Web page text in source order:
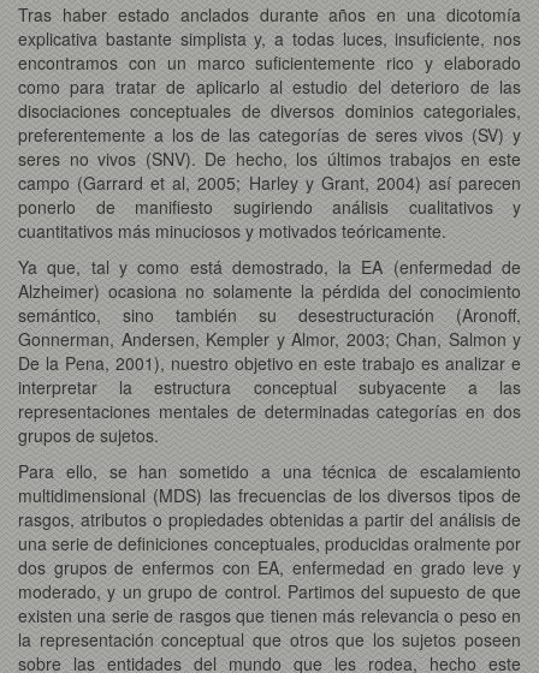
Tras haber estado anclados durante años en una dicotomía
explicativa bastante simplista y, a todas luces, insuficiente, nos
encontramos con un marco suficientemente rico y elaborado
como para tratar de aplicarlo al estudio del deterioro de las
disociaciones conceptuales de diversos dominios categoriales,
preferentemente a los de las categorías de seres vivos (SV) y
seres no vivos (SNV). De hecho, los últimos trabajos en este
campo (Garrard et al, 2005; Harley y Grant, 2004) así parecen
ponerlo de manifiesto sugiriendo análisis cualitativos y
cuantitativos más minuciosos y motivados teóricamente.
Ya que, tal y como está demostrado, la EA (enfermedad de
Alzheimer) ocasiona no solamente la pérdida del conocimiento
semántico, sino también su desestructuración (Aronoff,
Gonnerman, Andersen, Kempler y Almor, 2003; Chan, Salmon y
De la Pena, 2001), nuestro objetivo en este trabajo es analizar e
interpretar la estructura conceptual subyacente a las
representaciones mentales de determinadas categorías en dos
grupos de sujetos.
Para ello, se han sometido a una técnica de escalamiento
multidimensional (MDS) las frecuencias de los diversos tipos de
rasgos, atributos o propiedades obtenidas a partir del análisis de
una serie de definiciones conceptuales, producidas oralmente por
dos grupos de enfermos con EA, enfermedad en grado leve y
moderado, y un grupo de control. Partimos del supuesto de que
existen una serie de rasgos que tienen más relevancia o peso en
la representación conceptual que otros que los sujetos poseen
sobre las entidades del mundo que les rodea, hecho este